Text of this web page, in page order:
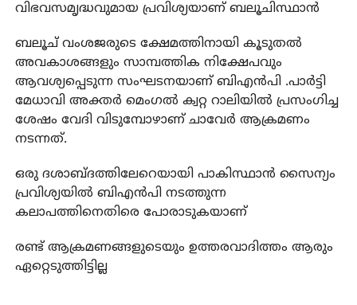
വിഭവസമൃദ്ധവുമായ പ്രവിശ്യയാണ് ബലൂചിസ്ഥാന്‍
ബലൂച് വംശജരുടെ ക്ഷേമത്തിനായി കൂടുതല്‍
അവകാശങ്ങളും സാമ്പത്തിക നിക്ഷേപവും
ആവശ്യപ്പെടുന്ന സംഘടനയാണ് ബിഎന്‍പി .പാര്‍ട്ടി
മേധാവി അക്തര്‍ മെംഗല്‍ ക്വറ്റ റാലിയില്‍ പ്രസംഗിച്ച
ശേഷം വേദി വിടുമ്പോഴാണ് ചാവേര്‍ ആക്രമണം
നടന്നത്.
ഒരു ദശാബ്ദത്തിലേറെയായി പാകിസ്ഥാന്‍ സൈന്യം
പ്രവിശ്യയില്‍ ബിഎന്‍പി നടത്തുന്ന
കലാപത്തിനെതിരെ പോരാടുകയാണ്
രണ്ട് ആക്രമണങ്ങളുടെയും ഉത്തരവാദിത്തം ആരും
ഏറ്റെടുത്തിട്ടില്ല